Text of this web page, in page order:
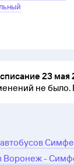
23 мая
не было.
Воронеж -